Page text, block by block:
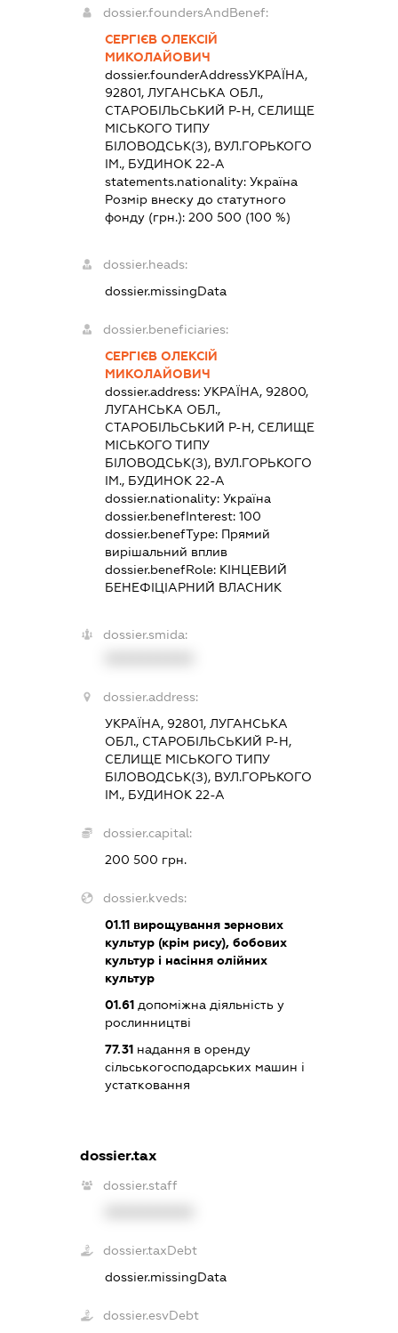
dossier.foundersAndBenef:
СЕРГІЄВ ОЛЕКСІЙ
МИКОЛАЙОВИЧ
dossier.founderAddressУКРАЇНА,
92801, ЛУГАНСЬКА ОБЛ.,
СТАРОБІЛЬСЬКИЙ Р-Н, СЕЛИЩЕ
МІСЬКОГО ТИПУ
БІЛОВОДСЬК(З), ВУЛ.ГОРЬКОГО
ІМ., БУДИНОК 22-А
statements.nationality:Україна
Розмір внеску до статутного
фонду (грн.):200 500 (100 %)
dossier.heads:
dossier.missingData
dossier.beneficiaries:
СЕРГІЄВ ОЛЕКСІЙ
МИКОЛАЙОВИЧ
dossier.address:УКРАЇНА, 92800,
ЛУГАНСЬКА ОБЛ.,
СТАРОБІЛЬСЬКИЙ Р-Н, СЕЛИЩЕ
МІСЬКОГО ТИПУ
БІЛОВОДСЬК(З), ВУЛ.ГОРЬКОГО
ІМ., БУДИНОК 22-А
dossier.nationality:Україна
dossier.benefInterest:100
dossier.benefType: Прямий
вирішальний вплив
dossier.benefRole: КІНЦЕВИЙ
БЕНЕФІЦІАРНИЙ ВЛАСНИК
dossier.smida:
dossier.address:
УКРАЇНА, 92801, ЛУГАНСЬКА
ОБЛ., СТАРОБІЛЬСЬКИЙ Р-Н,
СЕЛИЩЕ МІСЬКОГО ТИПУ
БІЛОВОДСЬК(З), ВУЛ.ГОРЬКОГО
ІМ., БУДИНОК 22-А
dossier.capital:
200 500 грн.
dossier.kveds:
01.11 вирощування зернових
культур (крім рису), бобових
культур і насіння олійних
культур
01.61 допоміжна діяльність у
рослинництві
77.31 надання в оренду
сільськогосподарських машин і
устатковання
dossier.tax
dossier.staff
dossier.taxDebt
dossier.missingData
dossier.esvDebt